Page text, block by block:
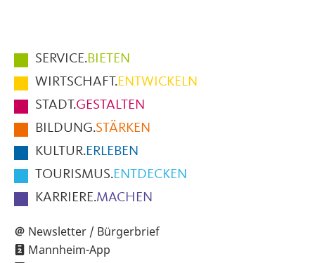
Hauptmenüpunkte
im
Fußbereich
der
Seite
SERVICE.BIETEN
WIRTSCHAFT.ENTWICKELN
STADT.GESTALTEN
BILDUNG.STÄRKEN
KULTUR.ERLEBEN
TOURISMUS.ENTDECKEN
KARRIERE.MACHEN
Newsletter / Bürgerbrief
Mannheim-App